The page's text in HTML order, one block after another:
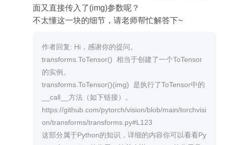
面又直接传入了(img)参数呢？
作者回复: Hi，感谢你的提问。
transforms.ToTensor()  相当于创建了一个ToTensor
的实例。
transforms.ToTensor()(img)  是执行了ToTensor中的
__call__方法（如下链接）。
https://github.com/pytorch/vision/blob/main/torchvisi
on/transforms/transforms.py#L123
这部分属于Python的知识，详细的内容你可以看看Py